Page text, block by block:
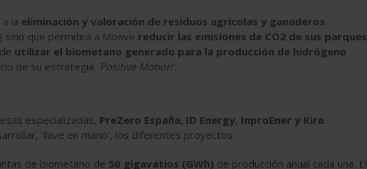
la eliminación y valoración de residuos agrícolas y ganaderos
sino que permitirá a Moeve reducir las emisiones de CO2 de sus parques
utilizar el biometano generado para la producción de hidrógeno
de su estrategia ´Positive Motion’.
especializadas, PreZero España, ID Energy, InproEner y Kira
‘llave en mano’, los diferentes proyectos.
de biometano de 50 gigavatios (GWh) de producción anual cada una. El